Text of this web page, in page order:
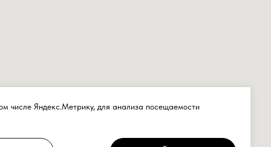
числе Яндекс.Метрику, для анализа посещаемости